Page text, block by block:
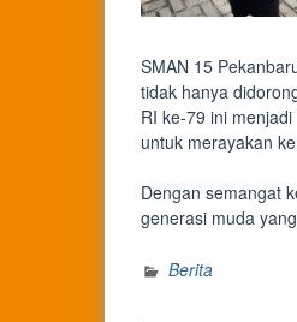
SMAN 15
tidak hanya
RI ke-79 ini
untuk merayakan
Dengan semangat
generasi muda
Berita